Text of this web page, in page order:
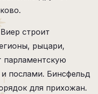
строит
рыцари,
парламентскую
послами. Бинсфельд
для прихожан.